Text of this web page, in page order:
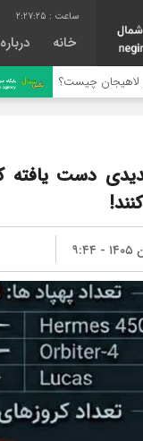
2:27:26
خانه
دست یافته